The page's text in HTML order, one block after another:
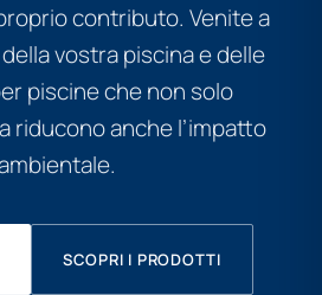
contributo. Venite a
vostra piscina e delle
piscine che non solo
riducono anche l’impatto
SCOPRI I PRODOTTI